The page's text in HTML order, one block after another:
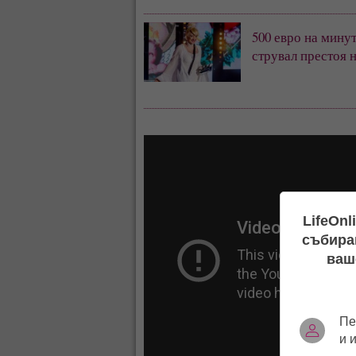
500 евро на
струвал престоя
и